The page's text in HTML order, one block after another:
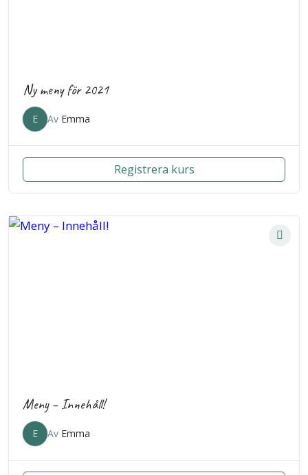
Ny meny för 2021
E Av Emma
Registrera kurs
Meny – Innehåll!
E Av Emma